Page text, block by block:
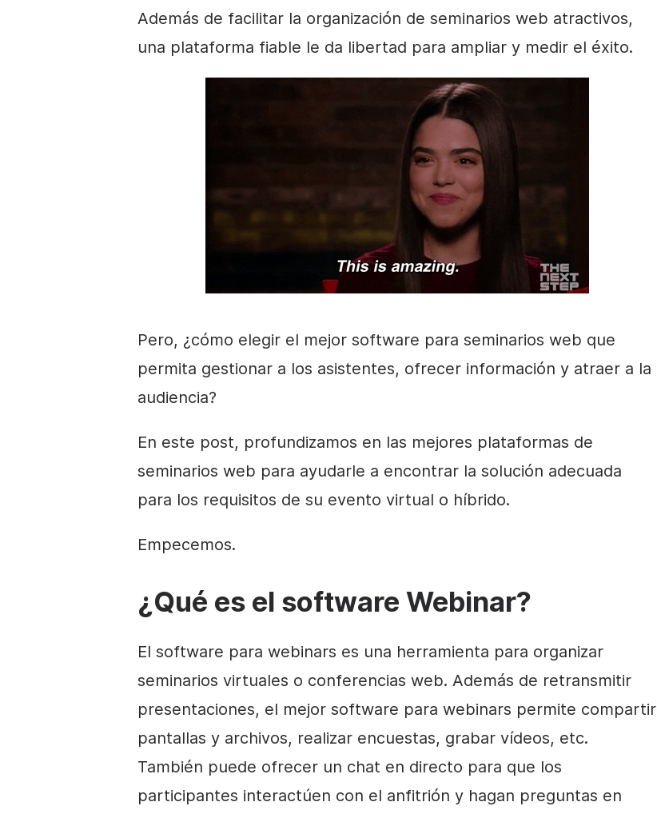
Además de facilitar la organización de seminarios web atractivos,
una plataforma fiable le da libertad para ampliar y medir el éxito.
Pero, ¿cómo elegir el mejor software para seminarios web que
permita gestionar a los asistentes, ofrecer información y atraer a la
audiencia?
En este post, profundizamos en las mejores plataformas de
seminarios web para ayudarle a encontrar la solución adecuada
para los requisitos de su evento virtual o híbrido.
Empecemos.
¿Qué es el software Webinar?
El software para webinars es una herramienta para organizar
seminarios virtuales o conferencias web. Además de retransmitir
presentaciones, el mejor software para webinars permite compartir
pantallas y archivos, realizar encuestas, grabar vídeos, etc.
También puede ofrecer un chat en directo para que los
participantes interactúen con el anfitrión y hagan preguntas en